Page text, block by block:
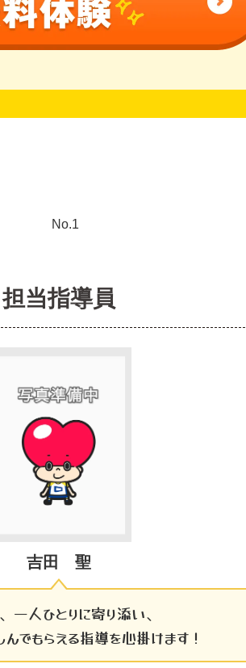
担当指導員
吉田 聖
一人ひとりに寄り添い、
でもらえる指導を心掛けます！